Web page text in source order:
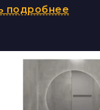
подробнее